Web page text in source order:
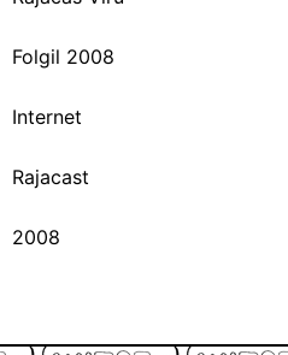
Folgil 2008
Internet
Rajacast
2008